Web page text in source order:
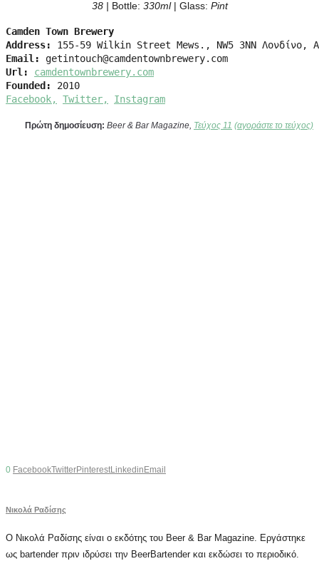
38 | Bottle: 330ml| Glass: Pint
Camden Town Brewery
Address:
Email:
Url:
camdentownbrewery.com
Founded:
Facebook,
Twitter, Instagram
Πρώτη δημοσίευση: Beer & Bar Magazine, Τεύχος 11 (αγοράστε το τεύχος)
0 FacebookTwitterPinterestLinkedin Email
Νικολά Ραδίσης
Ο Νικολά Ραδίσης είναι ο εκδότης του Beer & Bar Magazine. Εργάστηκε
ως bartender πριν ιδρύσει την BeerBartender και εκδώσει το περιοδικό.